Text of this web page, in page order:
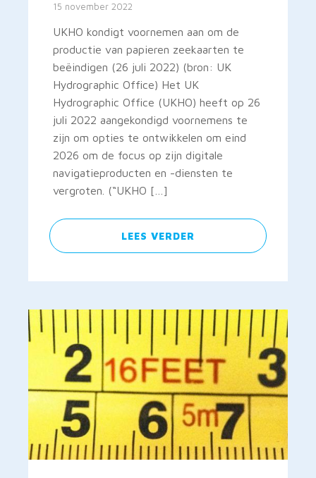
15 november 2022
UKHO kondigt voornemen aan om de
productie van papieren zeekaarten te
beëindigen (26 juli 2022) (bron: UK
Hydrographic Office) Het UK
Hydrographic Office (UKHO) heeft op 26
juli 2022 aangekondigd voornemens te
zijn om opties te ontwikkelen om eind
2026 om de focus op zijn digitale
navigatieproducten en -diensten te
vergroten. (“UKHO […]
LEES VERDER